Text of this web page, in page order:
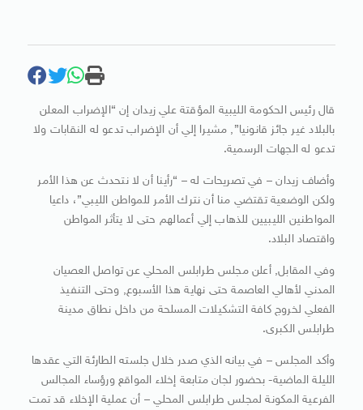
قال رئيس الحكومة الليبية المؤقتة علي زيدان إن “الإضراب المعلن
بالبلاد غير جائز قانونيا”, مشيرا إلي أن الإضراب تدعو له النقابات ولا
تدعو له الجهات الرسمية.
وأضاف زيدان – في تصريحات له – “رأينا أن لا نتحدث عن هذا الأمر
ولكن الوضعية تقتضي منا أن نترك الأمر للمواطن الليبي”، داعيا
المواطنين الليبيين للذهاب إلي أعمالهم حتى لا يتأثر المواطن
واقتصاد البلاد.
وفي المقابل, أعلن مجلس طرابلس المحلي عن تواصل العصيان
المدني لأهالي العاصمة حتى نهاية هذا الأسبوع, وحتى التنفيذ
الفعلي لخروج كافة التشكيلات المسلحة من داخل نطاق مدينة
طرابلس الكبرى.
وأكد المجلس – في بيانه الذي صدر خلال جلسته الطارئة التي عقدها
الليلة الماضية- بحضور لجان متابعة إخلاء المواقع ورؤساء المجالس
الفرعية المكونة لمجلس طرابلس المحلي – أن عملية الإخلاء قد تمت